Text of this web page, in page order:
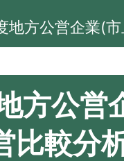
地方公営企業(
方公営
比較分